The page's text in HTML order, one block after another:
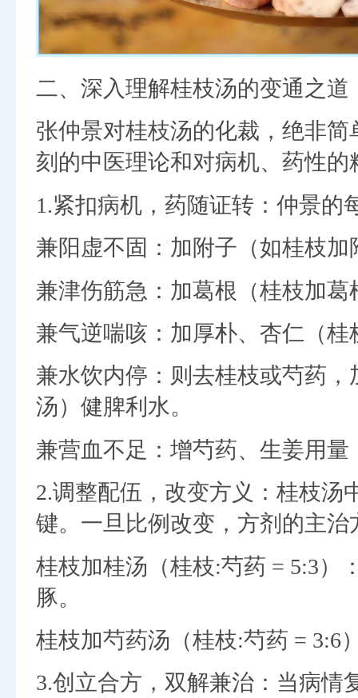
二、深入理解桂枝汤的变通之道
张仲景对桂枝汤的化裁，绝非
刻的中医理论和对病机、药性的
1.紧扣病机，药随证转：仲景的
兼阳虚不固：加附子（如桂枝
兼津伤筋急：加葛根（桂枝加
兼气逆喘咳：加厚朴、杏仁（
兼水饮内停：则去桂枝或芍药
汤）健脾利水。
兼营血不足：增芍药、生姜用
2.调整配伍，改变方义：桂枝汤
键。一旦比例改变，方剂的主
桂枝加桂汤（桂枝:芍药 = 5:3）
豚。
桂枝加芍药汤（桂枝:芍药 = 3:6
3.创立合方，双解兼治：当病情